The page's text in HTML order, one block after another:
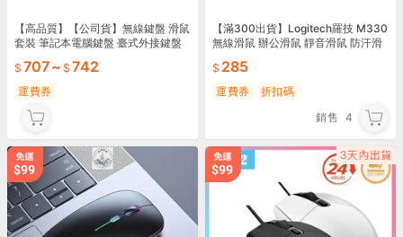
【高品質】【公司貨】無線鍵盤 滑鼠
套裝 筆記本電腦鍵盤 臺式外接鍵盤
707~ 742
運費券
【滿300出貨】Logitech羅技 M330
無線滑鼠 辦公滑鼠 靜音滑鼠 防汗滑
285
運費券
折扣碼
銷售 4